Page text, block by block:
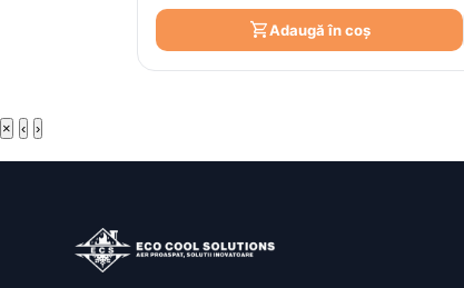
shopping_cartAdaugă în coș
× ‹ ›